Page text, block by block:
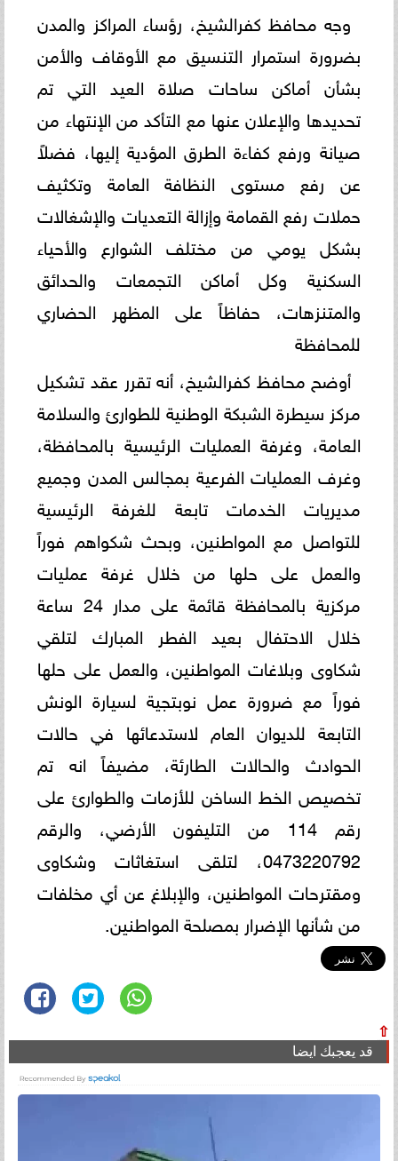
وجه محافظ كفرالشيخ، رؤساء المراكز والمدن
بضرورة استمرار التنسيق مع الأوقاف والأمن
بشأن أماكن ساحات صلاة العيد التي تم
تحديدها والإعلان عنها مع التأكد من الإنتهاء من
صيانة ورفع كفاءة الطرق المؤدية إليها، فضلاً
عن رفع مستوى النظافة العامة وتكثيف
حملات رفع القمامة وإزالة التعديات والإشغالات
بشكل يومي من مختلف الشوارع والأحياء
السكنية وكل أماكن التجمعات والحدائق
والمتنزهات، حفاظاً على المظهر الحضاري
للمحافظة
أوضح محافظ كفرالشيخ، أنه تقرر عقد تشكيل
مركز سيطرة الشبكة الوطنية للطوارئ والسلامة
العامة، وغرفة العمليات الرئيسية بالمحافظة،
وغرف العمليات الفرعية بمجالس المدن وجميع
مديريات الخدمات تابعة للغرفة الرئيسية
للتواصل مع المواطنين، وبحث شكواهم فوراً
والعمل على حلها من خلال غرفة عمليات
مركزية بالمحافظة قائمة على مدار 24 ساعة
خلال الاحتفال بعيد الفطر المبارك لتلقي
شكاوى وبلاغات المواطنين، والعمل على حلها
فوراً مع ضرورة عمل نوبتجية لسيارة الونش
التابعة للديوان العام لاستدعائها في حالات
الحوادث والحالات الطارئة، مضيفاً انه تم
تخصيص الخط الساخن للأزمات والطوارئ على
رقم 114 من التليفون الأرضي، والرقم
0473220792، لتلقى استغاثات وشكاوى
ومقترحات المواطنين، والإبلاغ عن أي مخلفات
من شأنها الإضرار بمصلحة المواطنين.
⇧
قد يعجبك ايضا